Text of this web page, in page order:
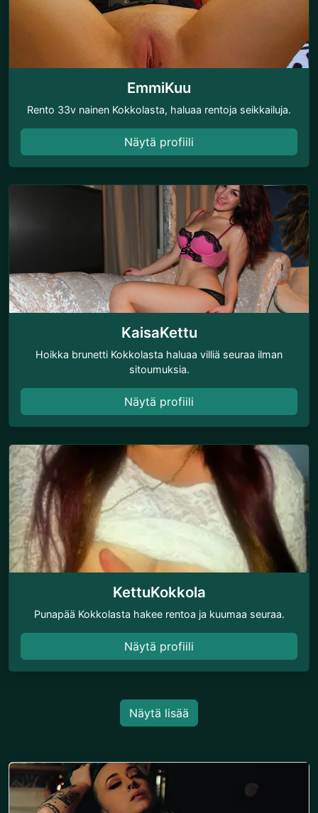
EmmiKuu
Rento 33v nainen Kokkolasta, haluaa rentoja seikkailuja.
Näytä profiili
KaisaKettu
Hoikka brunetti Kokkolasta haluaa villiä seuraa ilman
sitoumuksia.
Näytä profiili
KettuKokkola
Punapää Kokkolasta hakee rentoa ja kuumaa seuraa.
Näytä profiili
Näytä lisää